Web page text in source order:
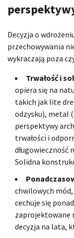
Decyzja o
przechowywania
wykraczają poza
Trwałość i
opiera się na
takich jak lite
odzysku), metal
perspektywy
trwałości i
długowieczność
Solidna
chwilowych
cechuje się
zaprojektowane
decyzja na lata,